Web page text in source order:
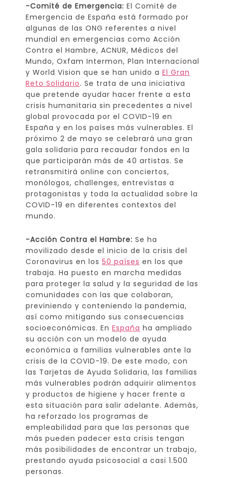
-Comité de Emergencia: El Comité de
Emergencia de España está formado por
algunas de las ONG referentes a nivel
mundial en emergencias como Acción
Contra el Hambre, ACNUR, Médicos del
Mundo, Oxfam Intermon, Plan Internacional
y World Vision que se han unido a El Gran
Reto Solidario. Se trata de una iniciativa
que pretende ayudar hacer frente a esta
crisis humanitaria sin precedentes a nivel
global provocada por el COVID-19 en
España y en los países más vulnerables. El
próximo 2 de mayo se celebrará una gran
gala solidaria para recaudar fondos en la
que participarán más de 40 artistas. Se
retransmitirá online con conciertos,
monólogos, challenges, entrevistas a
protagonistas y toda la actualidad sobre la
COVID-19 en diferentes contextos del
mundo.
-Acción Contra el Hambre: Se ha
movilizado desde el inicio de la crisis del
Coronavirus en los 50 países en los que
trabaja. Ha puesto en marcha medidas
para proteger la salud y la seguridad de las
comunidades con las que colaboran,
previniendo y conteniendo la pandemia,
así como mitigando sus consecuencias
socioeconómicas. En España ha ampliado
su acción con un modelo de ayuda
económica a familias vulnerables ante la
crisis de la COVID-19. De este modo, con
las Tarjetas de Ayuda Solidaria, las familias
más vulnerables podrán adquirir alimentos
y productos de higiene y hacer frente a
esta situación para salir adelante. Además,
ha reforzado los programas de
empleabilidad para que las personas que
más pueden padecer esta crisis tengan
más posibilidades de encontrar un trabajo,
prestando ayuda psicosocial a casi 1.500
personas.